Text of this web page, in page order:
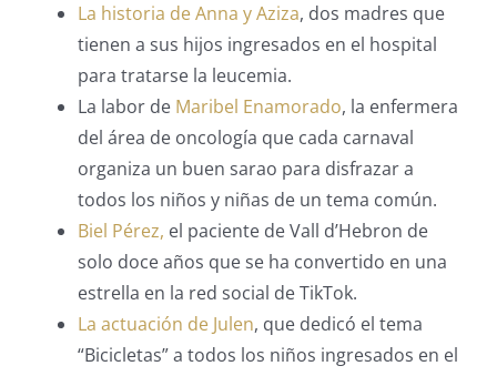
La historia de Anna y Aziza, dos madres que
tienen a sus hijos ingresados ​​en el hospital
para tratarse la leucemia.
La labor de Maribel Enamorado, la enfermera
del área de oncología que cada carnaval
organiza un buen sarao para disfrazar a
todos los niños y niñas de un tema común.
Biel Pérez, el paciente de Vall d’Hebron de
solo doce años que se ha convertido en una
estrella en la red social de TikTok.
La actuación de Julen, que dedicó el tema
“Bicicletas” a todos los niños ingresados ​​en el